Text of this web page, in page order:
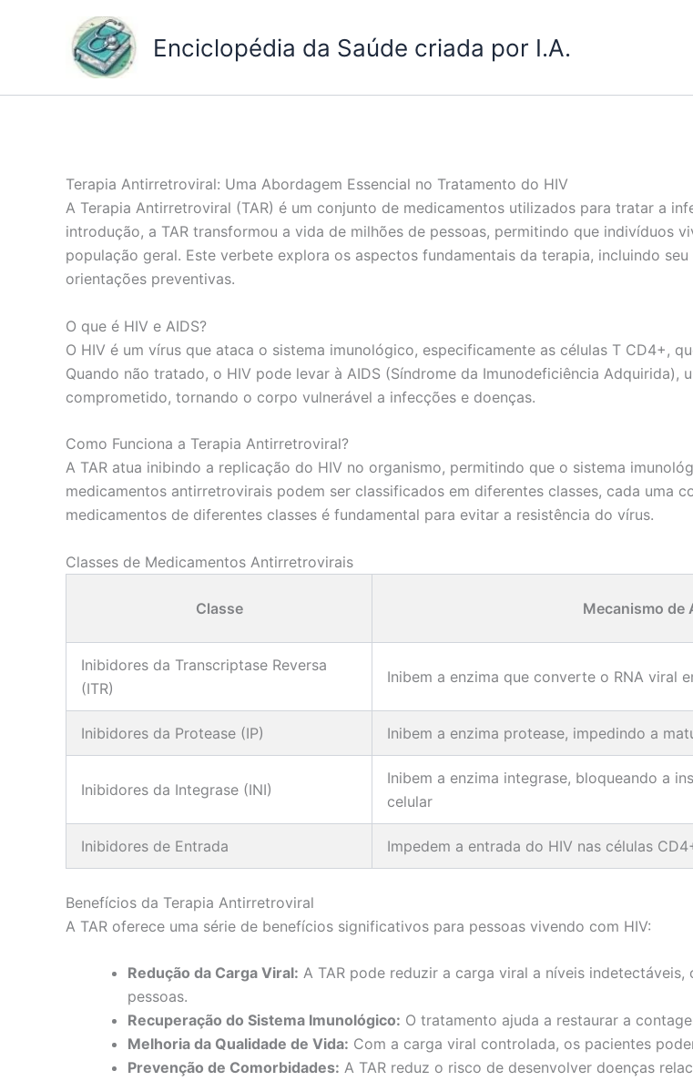
Enciclopédia da Saúde criada por I.A.
Terapia Antirretroviral: Uma Abordagem Essencial no Tratamento do HIV
A Terapia Antirretroviral (TAR) é um conjunto de medicamentos utilizados para tratar a
introdução, a TAR transformou a vida de milhões de pessoas, permitindo que indivíduos
população geral. Este verbete explora os aspectos fundamentais da terapia, incluindo
orientações preventivas.
O que é HIV e AIDS?
O HIV é um vírus que ataca o sistema imunológico, especificamente as células T CD4+,
Quando não tratado, o HIV pode levar à AIDS (Síndrome da Imunodeficiência
comprometido, tornando o corpo vulnerável a infecções e doenças.
Como Funciona a Terapia Antirretroviral?
A TAR atua inibindo a replicação do HIV no organismo, permitindo que o sistema
medicamentos antirretrovirais podem ser classificados em diferentes classes, cada uma
medicamentos de diferentes classes é fundamental para evitar a resistência do vírus.
Classes de Medicamentos Antirretrovirais
Classe Mecanismo de
Inibidores da Transcriptase Reversa
(ITR)
Inibem a enzima que converte o RNA viral
Inibidores da Protease (IP) Inibem a enzima protease, impedindo a
Inibidores da Integrase (INI)
Inibem a enzima integrase, bloqueando a
celular
Inibidores de Entrada Impedem a entrada do HIV nas células
Benefícios da Terapia Antirretroviral
A TAR oferece uma série de benefícios significativos para pessoas vivendo com HIV:
Redução da Carga Viral: A TAR pode reduzir a carga viral a níveis
pessoas.
Recuperação do Sistema Imunológico: O tratamento ajuda a restaurar a
Melhoria da Qualidade de Vida: Com a carga viral controlada, os pacientes
Prevenção de Comorbidades: A TAR reduz o risco de desenvolver doenças